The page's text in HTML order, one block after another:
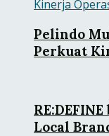
Pelindo
Perkuat
Local